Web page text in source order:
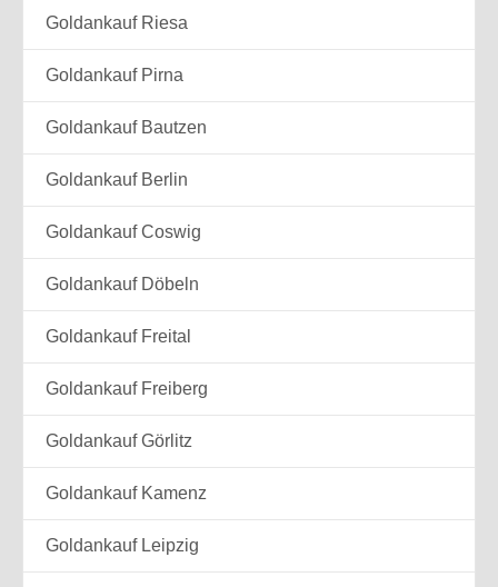
Goldankauf Riesa
Goldankauf Pirna
Goldankauf Bautzen
Goldankauf Berlin
Goldankauf Coswig
Goldankauf Döbeln
Goldankauf Freital
Goldankauf Freiberg
Goldankauf Görlitz
Goldankauf Kamenz
Goldankauf Leipzig